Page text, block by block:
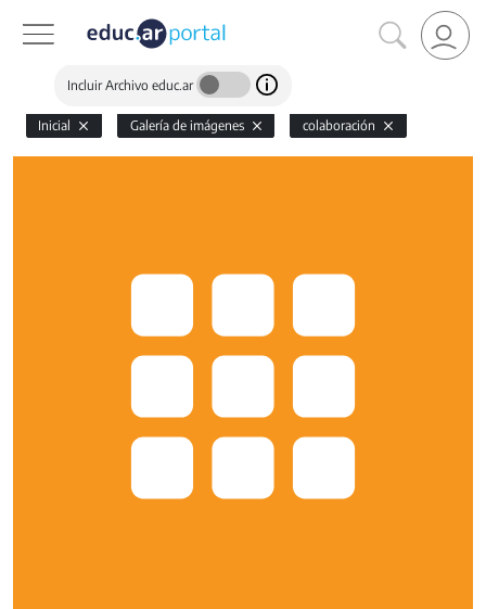
Incluir Archivo educ.ar
Inicial Galería de imágenes colaboración